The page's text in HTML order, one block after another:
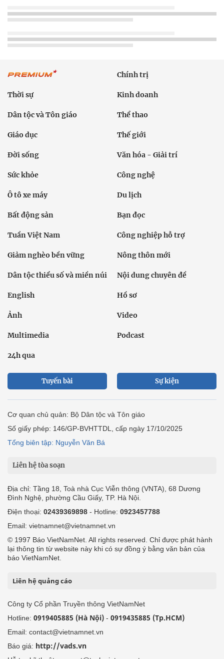
Chính trị
Thời sự Kinh doanh
Dân tộc và Tôn giáo Thể thao
Giáo dục Thế giới
Đời sống Văn hóa - Giải trí
Sức khỏe Công nghệ
Ô tô xe máy Du lịch
Bất động sản Bạn đọc
Tuần Việt Nam Công nghiệp hỗ trợ
Giảm nghèo bền vững Nông thôn mới
Dân tộc thiểu số và miền núi Nội dung chuyên đề
English Hồ sơ
Ảnh Video
Multimedia Podcast
24h qua
Tuyến bài Sự kiện
Cơ quan chủ quản: Bộ Dân tộc và Tôn giáo
Số giấy phép: 146/GP-BVHTTDL, cấp ngày 17/10/2025
Tổng biên tập: Nguyễn Văn Bá
Liên hệ tòa soạn
Địa chỉ: Tầng 18, Toà nhà Cục Viễn thông (VNTA), 68 Dương
Đình Nghệ, phường Cầu Giấy, TP. Hà Nội.
Điện thoại: 02439369898 - Hotline: 0923457788
Email: vietnamnet@vietnamnet.vn
© 1997 Báo VietNamNet. All rights reserved. Chỉ được phát hành
lại thông tin từ website này khi có sự đồng ý bằng văn bản của
báo VietNamNet.
Liên hệ quảng cáo
Công ty Cổ phần Truyền thông VietNamNet
Hotline: 0919405885 (Hà Nội) - 0919435885 (Tp.HCM)
Email: contact@vietnamnet.vn
Báo giá: http://vads.vn